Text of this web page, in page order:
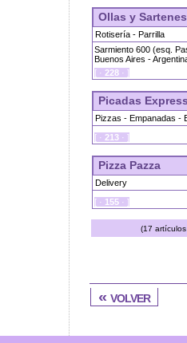
Ollas y Sartenes
Rotisería - Parrilla
Sarmiento 600 (esq.
Buenos Aires -
[ · 228 · ]
Picadas Express
Pizzas - Empanadas -
[ · 213 · ]
Pizza Pazza
Delivery
[ · 155 · ]
(17
« volver